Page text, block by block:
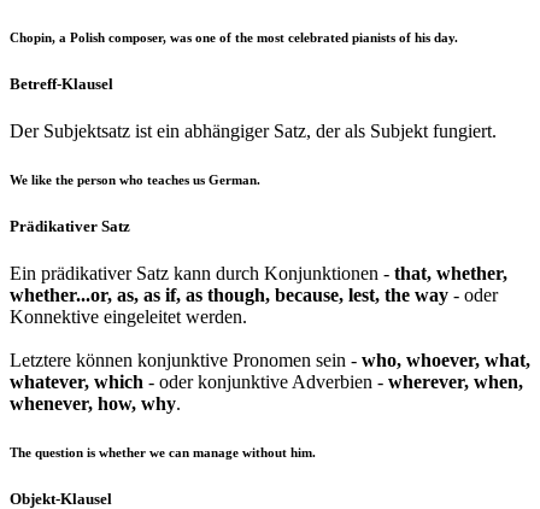
Chopin, a Polish composer, was one of the most celebrated pianists of his day.
Betreff-Klausel
Der Subjektsatz ist ein abhängiger Satz, der als Subjekt fungiert.
We like the person who teaches us German.
Prädikativer Satz
Ein prädikativer Satz kann durch Konjunktionen - that, whether,
whether...or, as, as if, as though, because, lest, the way - oder
Konnektive eingeleitet werden.
Letztere können konjunktive Pronomen sein - who, whoever, what,
whatever, which - oder konjunktive Adverbien - wherever, when,
whenever, how, why.
The question is whether we can manage without him.
Objekt-Klausel